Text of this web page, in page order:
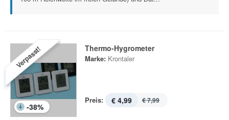
Verpasst!
-38%
Thermo-Hygrometer
Marke: Krontaler
Preis: € 4,99 € 7,99